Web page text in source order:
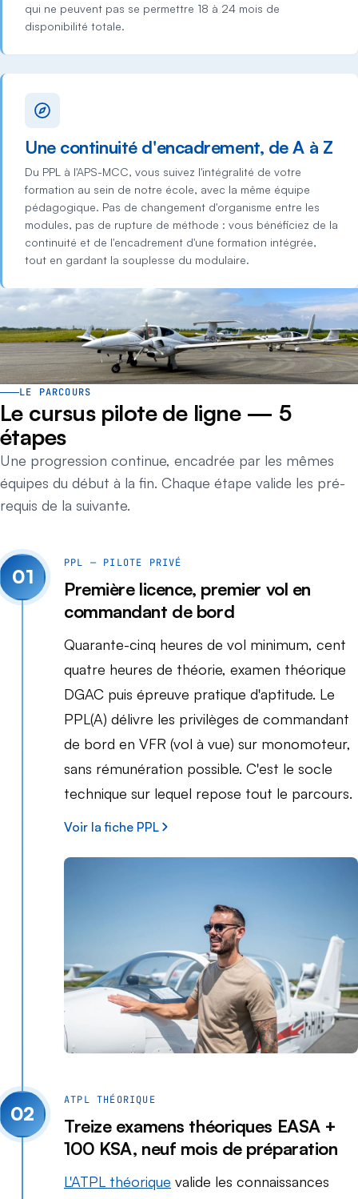
qui ne peuvent pas se permettre 18 à 24 mois de
disponibilité totale.
Une continuité d'encadrement, de A à Z
Du PPL à l'APS-MCC, vous suivez l'intégralité de votre
formation au sein de notre école, avec la même équipe
pédagogique. Pas de changement d'organisme entre les
modules, pas de rupture de méthode : vous bénéficiez de la
continuité et de l'encadrement d'une formation intégrée,
tout en gardant la souplesse du modulaire.
LE PARCOURS
Le cursus pilote de ligne — 5
étapes
Une progression continue, encadrée par les mêmes
équipes du début à la fin. Chaque étape valide les pré-
requis de la suivante.
01
PPL — PILOTE PRIVÉ
Première licence, premier vol en
commandant de bord
Quarante-cinq heures de vol minimum, cent
quatre heures de théorie, examen théorique
DGAC puis épreuve pratique d'aptitude. Le
PPL(A) délivre les privilèges de commandant
de bord en VFR (vol à vue) sur monomoteur,
sans rémunération possible. C'est le socle
technique sur lequel repose tout le parcours.
Voir la fiche PPL
02
ATPL THÉORIQUE
Treize examens théoriques EASA +
100 KSA, neuf mois de préparation
L'ATPL théorique valide les connaissances